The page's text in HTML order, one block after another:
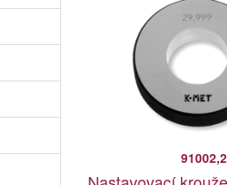
91002,2